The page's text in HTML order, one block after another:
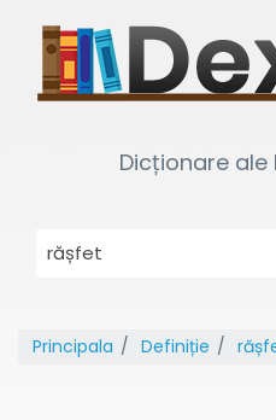
Dicționare
Principala Definiție